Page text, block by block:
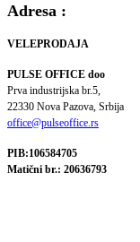
Adresa :
VELEPRODAJA
PULSE OFFICE doo
Prva industrijska br.5,
22330 Nova Pazova, Srbija
office@pulseoffice.rs
PIB:106584705
Matični br.: 20636793